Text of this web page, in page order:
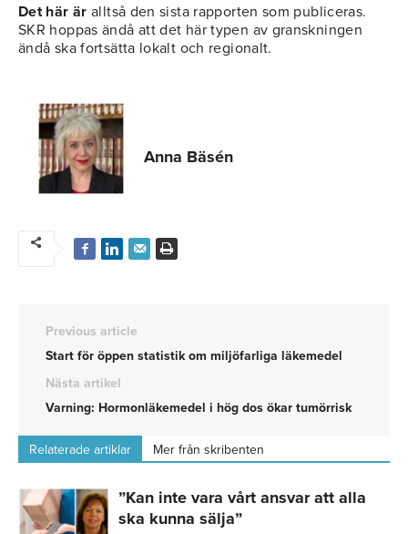
Det här är alltså den sista rapporten som publiceras.
SKR hoppas ändå att det här typen av granskningen
ändå ska fortsätta lokalt och regionalt.
Anna Bäsén
Previous article
Start för öppen statistik om miljöfarliga läkemedel
Nästa artikel
Varning: Hormonläkemedel i hög dos ökar tumörrisk
Relaterade artiklar Mer från skribenten
”Kan inte vara vårt ansvar att alla
ska kunna sälja”